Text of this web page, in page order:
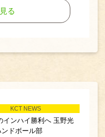
る
KCT NEWS
インハイ勝利へ 玉野光
ドボール部